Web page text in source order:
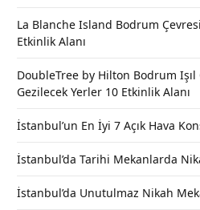
La Blanche Island Bodrum
Etkinlik Alanı
DoubleTree by Hilton Bodrum
Gezilecek Yerler 10 Etkinlik Alanı
İstanbul’un En İyi 7 Açık Hava
İstanbul’da Tarihi Mekanlarda
İstanbul’da Unutulmaz Nikah